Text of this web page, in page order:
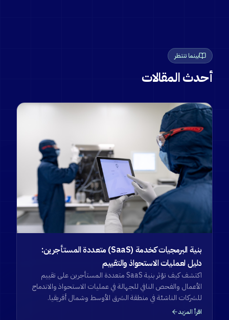
بينما تنتظر
أحدث المقالات
بنية البرمجيات كخدمة (SaaS) متعددة المستأجرين:
دليل لعمليات الاستحواذ والتقييم
اكتشف كيف تؤثر بنية SaaS متعددة المستأجرين على تقييم
الأعمال والفحص النافي للجهالة في عمليات الاستحواذ والاندماج
للشركات الناشئة في منطقة الشرق الأوسط وشمال أفريقيا.
اقرأ المزيد